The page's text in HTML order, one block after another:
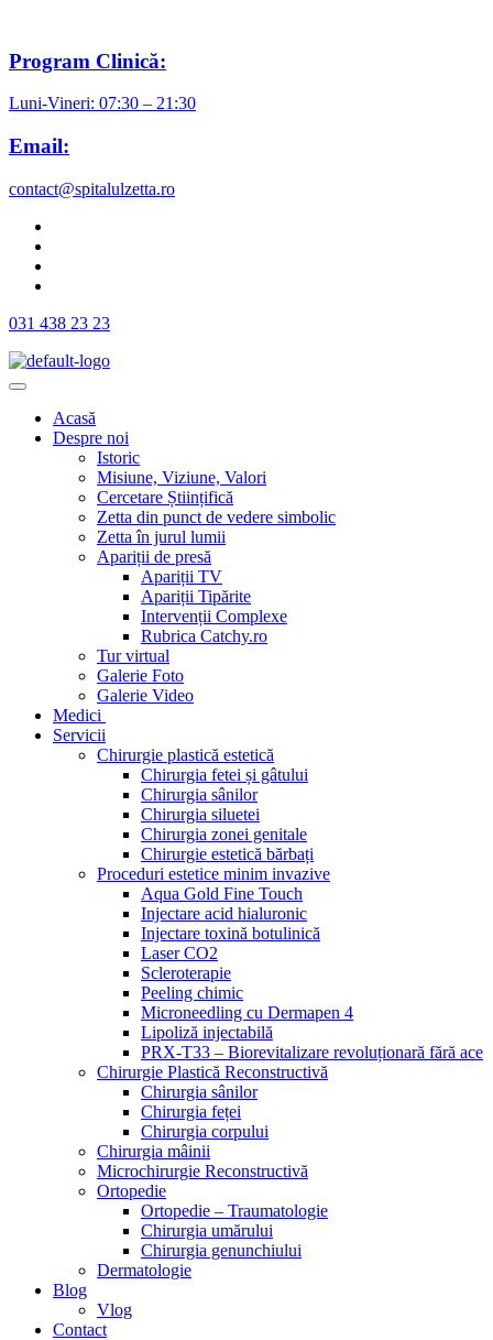
Program Clinică:
Luni-Vineri: 07:30 – 21:30
Email:
contact@spitalulzetta.ro
031 438 23 23
Acasă
Despre noi
Istoric
Misiune, Viziune, Valori
Cercetare Științifică
Zetta din punct de vedere simbolic
Zetta în jurul lumii
Apariții de presă
Apariții TV
Apariții Tipărite
Intervenții Complexe
Rubrica Catchy.ro
Tur virtual
Galerie Foto
Galerie Video
Medici
Servicii
Chirurgie plastică estetică
Chirurgia fetei și gâtului
Chirurgia sânilor
Chirurgia siluetei
Chirurgia zonei genitale
Chirurgie estetică bărbați
Proceduri estetice minim invazive
Aqua Gold Fine Touch
Injectare acid hialuronic
Injectare toxină botulinică
Laser CO2
Scleroterapie
Peeling chimic
Microneedling cu Dermapen 4
Lipoliză injectabilă
PRX-T33 – Biorevitalizare revoluționară fără ace
Chirurgie Plastică Reconstructivă
Chirurgia sânilor
Chirurgia feței
Chirurgia corpului
Chirurgia mâinii
Microchirurgie Reconstructivă
Ortopedie
Ortopedie – Traumatologie
Chirurgia umărului
Chirurgia genunchiului
Dermatologie
Blog
Vlog
Contact